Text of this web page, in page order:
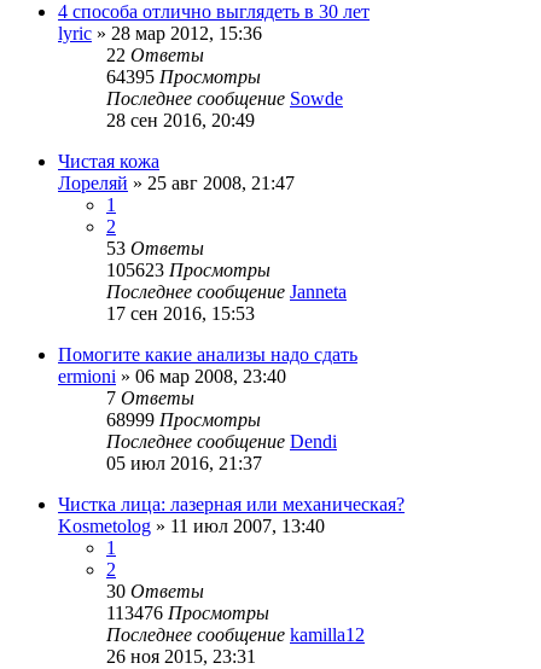
4 способа отлично выглядеть в 30 лет
lyric » 28 мар 2012, 15:36
22 Ответы
64395 Просмотры
Последнее сообщение Sowde
28 сен 2016, 20:49
Чистая кожа
Лореляй » 25 авг 2008, 21:47
1
2
53 Ответы
105623 Просмотры
Последнее сообщение Janneta
17 сен 2016, 15:53
Помогите какие анализы надо сдать
ermioni » 06 мар 2008, 23:40
7 Ответы
68999 Просмотры
Последнее сообщение Dendi
05 июл 2016, 21:37
Чистка лица: лазерная или механическая?
Kosmetolog » 11 июл 2007, 13:40
1
2
30 Ответы
113476 Просмотры
Последнее сообщение kamilla12
26 ноя 2015, 23:31